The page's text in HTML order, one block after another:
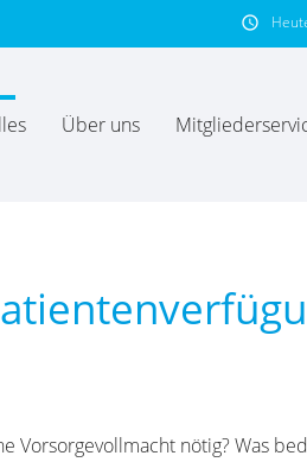
schedule
Über uns
Vorsorgevollmacht nötig? Was